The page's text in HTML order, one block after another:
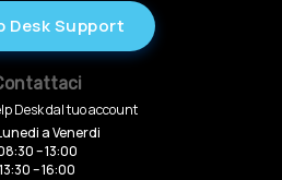
Desk Support
Desk dal tuo account
a Venerdi
– 13:00
13:30 – 16:00